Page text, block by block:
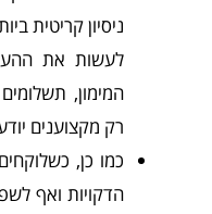
ניסיון קריטית
לעשות את
המימון,
רק מקצוענים
כמו כן,
הדקויות ואף